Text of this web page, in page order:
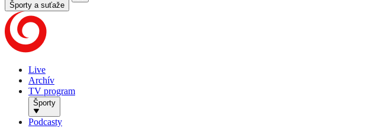
Športy a suťaže
Live
Archív
TV program
Športy
Podcasty